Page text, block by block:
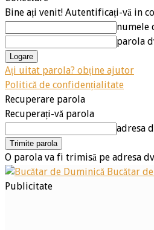
Bine ați venit! Autentificați-vă in
numele
parola
Ați uitat parola? obține ajutor
Politică de confidențialitate
Recuperare parola
Recuperați-vă parola
adresa
O parola va fi trimisă pe adresa
Bucătar
Publicitate